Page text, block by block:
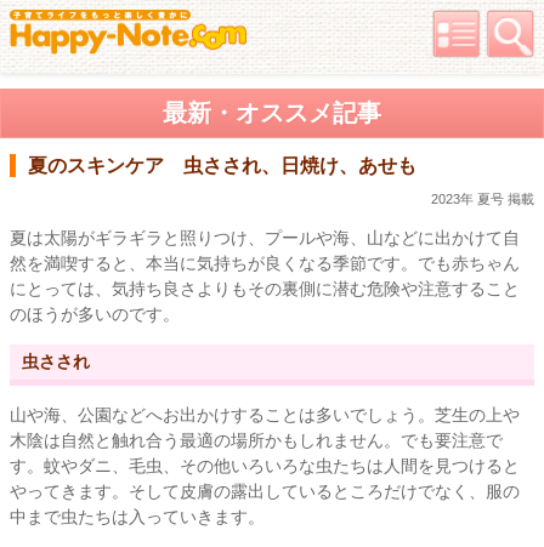
最新・オススメ記事
夏のスキンケア 虫さされ、日焼け、あせも
2023年 夏号 掲載
夏は太陽がギラギラと照りつけ、プールや海、山などに出かけて自
然を満喫すると、本当に気持ちが良くなる季節です。でも赤ちゃん
にとっては、気持ち良さよりもその裏側に潜む危険や注意すること
のほうが多いのです。
虫さされ
山や海、公園などへお出かけすることは多いでしょう。芝生の上や
木陰は自然と触れ合う最適の場所かもしれません。でも要注意で
す。蚊やダニ、毛虫、その他いろいろな虫たちは人間を見つけると
やってきます。そして皮膚の露出しているところだけでなく、服の
中まで虫たちは入っていきます。